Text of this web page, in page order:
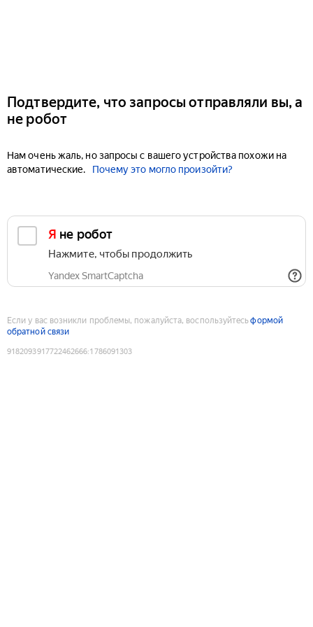
Подтвердите, что запросы отправляли вы, а
не робот
Нам очень жаль, но запросы с вашего устройства похожи на
автоматические.
Почему это могло произойти?
Я не робот
Нажмите, чтобы продолжить
Yandex SmartCaptcha
Если у вас возникли проблемы, пожалуйста, воспользуйтесьформой
обратной связи
9182093917722462666:1786091303